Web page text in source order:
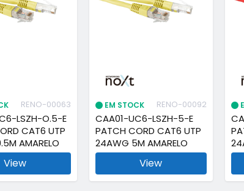
RENO-00063
LSZH-O.5-E
CAT6 UTP
AMARELO
View
EM STOCK RENO-00092
CAA01-UC6-LSZH-5-E
PATCH CORD CAT6 UTP
24AWG 5M AMARELO
View